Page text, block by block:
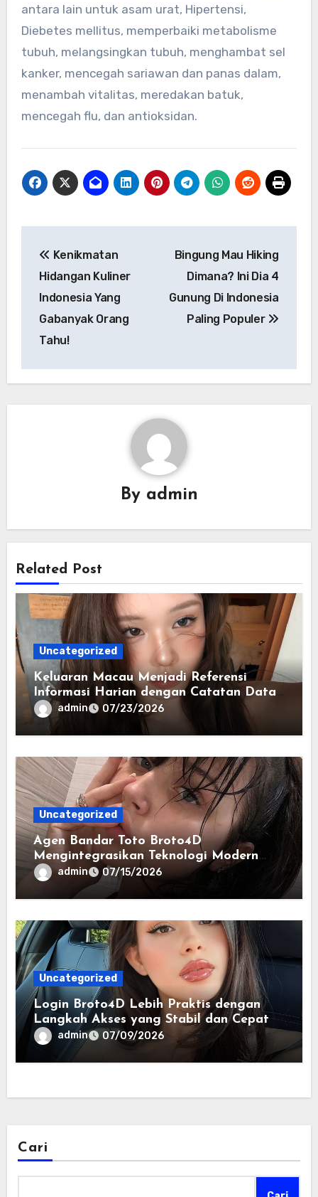
antara lain untuk asam urat, Hipertensi,
Diebetes mellitus, memperbaiki metabolisme
tubuh, melangsingkan tubuh, menghambat sel
kanker, mencegah sariawan dan panas dalam,
menambah vitalitas, meredakan batuk,
mencegah flu, dan antioksidan.
pos
Kenikmatan
Hidangan Kuliner
Indonesia Yang
Gabanyak Orang
Tahu!
Bingung Mau Hiking
Dimana? Ini Dia 4
Gunung Di Indonesia
Paling Populer
By admin
Related Post
Uncategorized
Keluaran Macau Menjadi Referensi
Informasi Harian dengan Catatan Data
yang Lebih Lengkap
admin 07/23/2026
Uncategorized
Agen Bandar Toto Broto4D
Mengintegrasikan Teknologi Modern
dalam Penyajian Informasi Digital
admin 07/15/2026
Uncategorized
Login Broto4D Lebih Praktis dengan
Langkah Akses yang Stabil dan Cepat
admin 07/09/2026
Cari